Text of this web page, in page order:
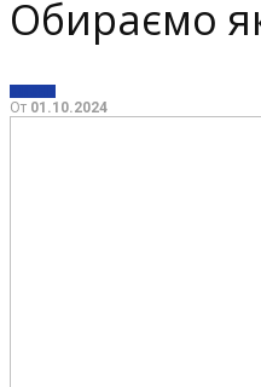
Обираємо
От 01.10.2024